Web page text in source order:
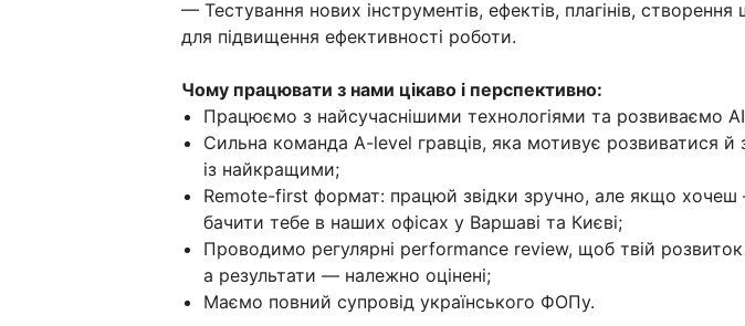
— Тестування нових інструментів, ефектів, плагінів, створення
для підвищення ефективності роботи.
Чому працювати з нами цікаво і перспективно:
Працюємо з найсучаснішими технологіями та розвиваємо
Сильна команда A-level гравців, яка мотивує розвиватися й
із найкращими;
Remote-first формат: працюй звідки зручно, але якщо хочеш
бачити тебе в наших офісах у Варшаві та Києві;
Проводимо регулярні performance review, щоб твій
а результати — належно оцінені;
Маємо повний супровід українського ФОПу.